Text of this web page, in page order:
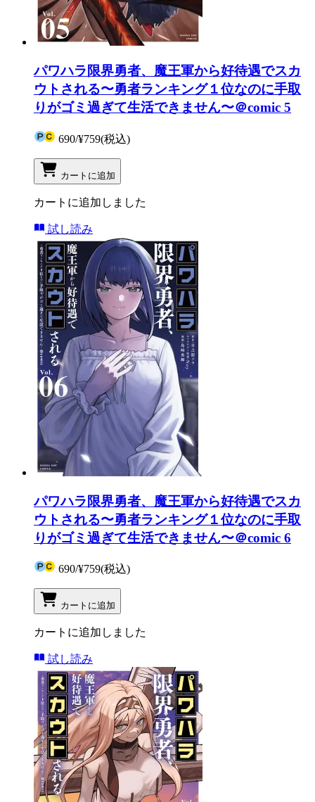
パワハラ限界勇者、魔王軍から好待遇でスカ
ウトされる〜勇者ランキング１位なのに手取
りがゴミ過ぎて生活できません〜＠comic 5
690/¥759(税込)
カートに追加
カートに追加しました
試し読み
パワハラ限界勇者、魔王軍から好待遇でスカ
ウトされる〜勇者ランキング１位なのに手取
りがゴミ過ぎて生活できません〜＠comic 6
690/¥759(税込)
カートに追加
カートに追加しました
試し読み